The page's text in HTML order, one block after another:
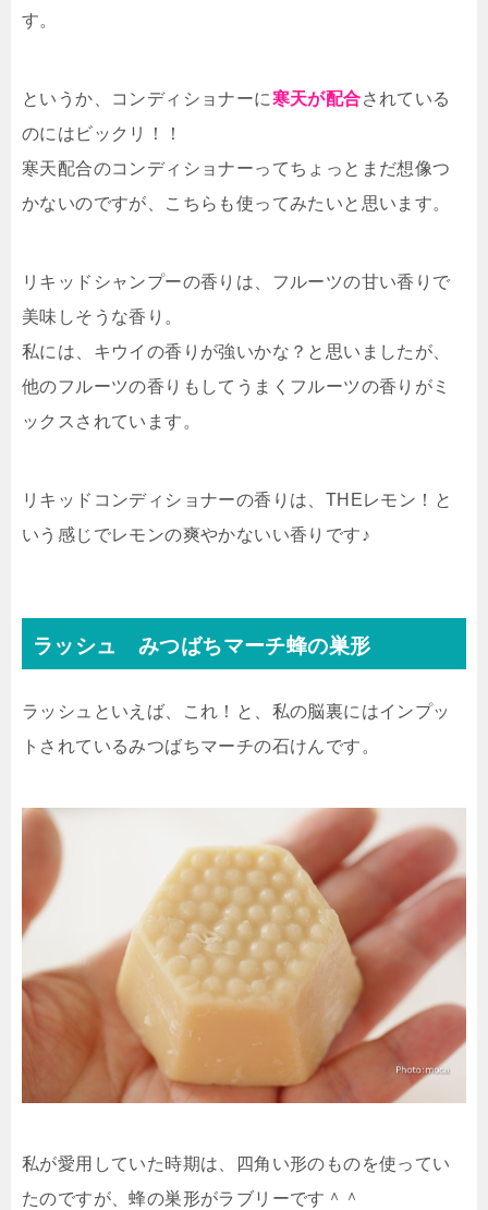
す。
というか、コンディショナーに寒天が配合されている
のにはビックリ！！
寒天配合のコンディショナーってちょっとまだ想像つ
かないのですが、こちらも使ってみたいと思います。
リキッドシャンプーの香りは、フルーツの甘い香りで
美味しそうな香り。
私には、キウイの香りが強いかな？と思いましたが、
他のフルーツの香りもしてうまくフルーツの香りがミ
ックスされています。
リキッドコンディショナーの香りは、THEレモン！と
いう感じでレモンの爽やかないい香りです♪
ラッシュ みつばちマーチ蜂の巣形
ラッシュといえば、これ！と、私の脳裏にはインプッ
トされているみつばちマーチの石けんです。
私が愛用していた時期は、四角い形のものを使ってい
たのですが、蜂の巣形がラブリーです＾＾